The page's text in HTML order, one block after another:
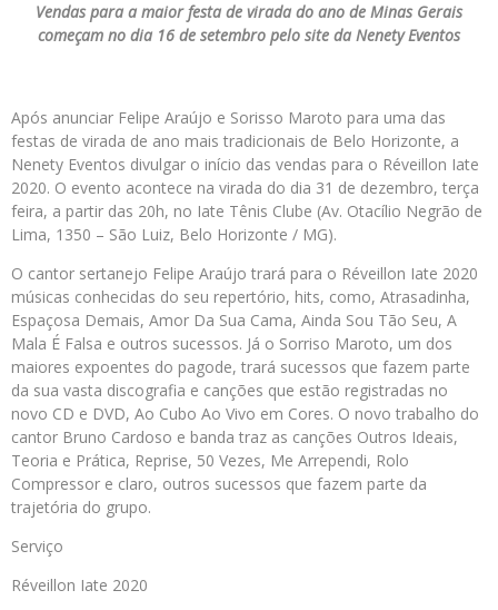
Vendas para a maior festa de virada do ano de Minas Gerais
começam no dia 16 de setembro pelo site da Nenety Eventos
Após anunciar Felipe Araújo e Sorisso Maroto para uma das
festas de virada de ano mais tradicionais de Belo Horizonte, a
Nenety Eventos divulgar o início das vendas para o Réveillon Iate
2020. O evento acontece na virada do dia 31 de dezembro, terça
feira, a partir das 20h, no Iate Tênis Clube (Av. Otacílio Negrão de
Lima, 1350 – São Luiz, Belo Horizonte / MG).
O cantor sertanejo Felipe Araújo trará para o Réveillon Iate 2020
músicas conhecidas do seu repertório, hits, como, Atrasadinha,
Espaçosa Demais, Amor Da Sua Cama, Ainda Sou Tão Seu, A
Mala É Falsa e outros sucessos. Já o Sorriso Maroto, um dos
maiores expoentes do pagode, trará sucessos que fazem parte
da sua vasta discografia e canções que estão registradas no
novo CD e DVD, Ao Cubo Ao Vivo em Cores. O novo trabalho do
cantor Bruno Cardoso e banda traz as canções Outros Ideais,
Teoria e Prática, Reprise, 50 Vezes, Me Arrependi, Rolo
Compressor e claro, outros sucessos que fazem parte da
trajetória do grupo.
Serviço
Réveillon Iate 2020